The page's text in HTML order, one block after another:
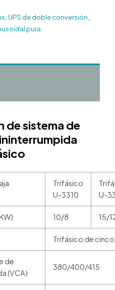
,UPS de doble conversión,
pura
de sistema de
Trifásico
U-3310
U-
10/8 15/
Trifásico de cinco
de
(VCA)
380/400/415